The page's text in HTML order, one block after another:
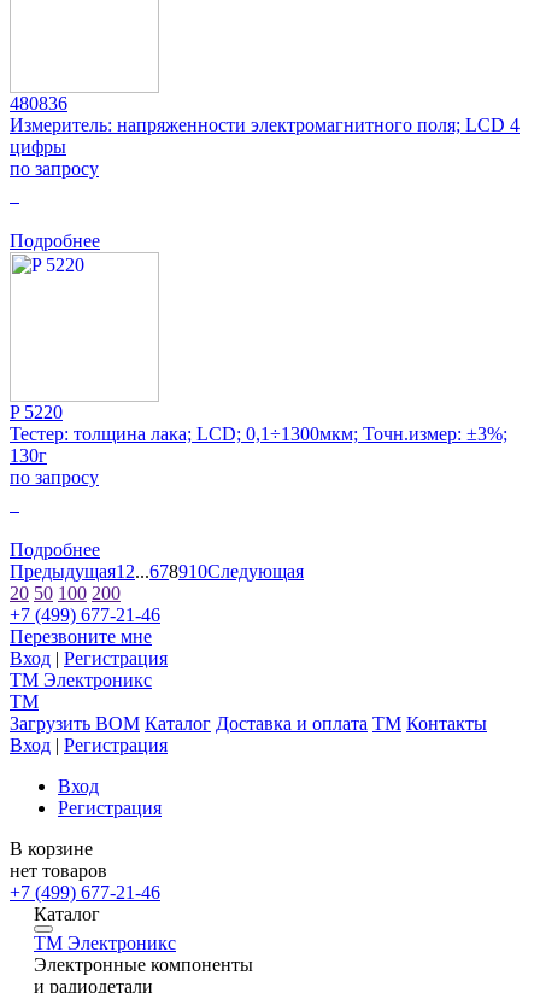
480836
Измеритель: напряженности электромагнитного поля; LCD 4
цифры
по запросу
Подробнее
P 5220
Тестер: толщина лака; LCD; 0,1÷1300мкм; Точн.измер: ±3%;
130г
по запросу
Подробнее
Предыдущая1 2...678910Следующая
20 50 100 200
+7 (499) 677-21-46
Перезвоните мне
Вход | Регистрация
TM Электроникс
TM
Загрузить BOM Каталог Доставка и оплата TM Контакты
Вход | Регистрация
Вход
Регистрация
В корзине
нет товаров
+7 (499) 677-21-46
Каталог
TM Электроникс
Электронные компоненты
и радиодетали